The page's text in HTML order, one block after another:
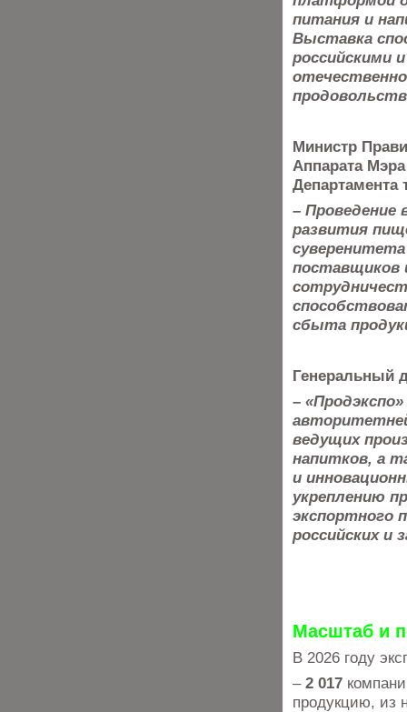
питания и
Выставка
российскими
Министр
Аппарата
Департамента
– Проведение
развития
поставщиков
сбыта
Генеральный
–
ведущих
напитков, а
и
укреплению
экспортного
российских и
Масштаб и
В 2026 году
– 2 017
продукцию, из